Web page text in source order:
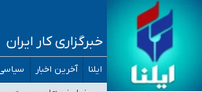
خبرگزاری کار ایران
ایلنا آخرین اخبار
تعویق آزمون ورودی